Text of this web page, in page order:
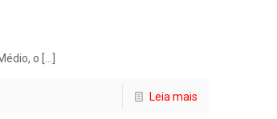
o
Leia mais